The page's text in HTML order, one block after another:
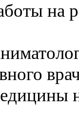
на